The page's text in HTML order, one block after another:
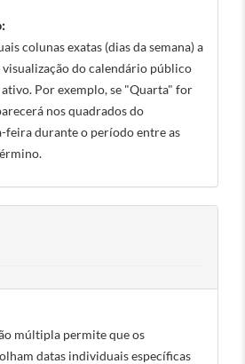
colunas exatas (dias da semana) a
visualização do calendário público
Por exemplo, se "Quarta" for
nos quadrados do
feira durante o período entre as
múltipla permite que os
datas individuais específicas